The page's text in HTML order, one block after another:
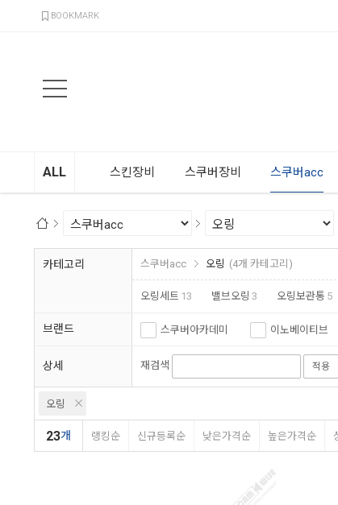
BOOKMARK
ALL 스킨장비 스쿠버장비 스쿠버acc
카테고리 스쿠버acc 오링 (4개 카테고리)
오링세트 13 밸브오링 3 오링보관통 5
브랜드 스쿠버아카데미 이노베이티브
상세 재검색 적용
오링
23개 랭킹순 신규등록순 낮은가격순 높은가격순